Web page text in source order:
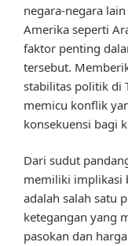
negara-negara
Amerika seperti
faktor penting
tersebut.
stabilitas politik di
memicu konflik
konsekuensi bagi
Dari sudut
memiliki implikasi
adalah salah satu
ketegangan yang
pasokan dan